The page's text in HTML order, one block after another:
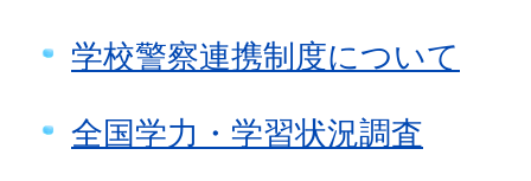
学校警察連携制度について
全国学力・学習状況調査